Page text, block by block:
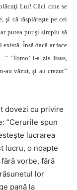
Lui! Căci cine se
şi că răsplăteşte pe cei
putea pur şi simplu să
Însă dacă ar face
” ‘Tomo’ i-a zis Iisus,
au văzut, şi au crezut”
dovezi cu privire
“Cerurile spun
lucrarea
lucru, o noapte
vorbe, fără
lor
pană la